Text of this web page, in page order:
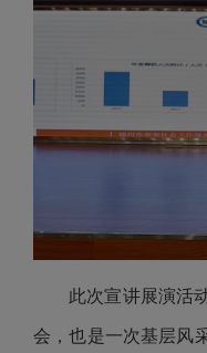
此次宣讲展演活
会，也是一次基层风